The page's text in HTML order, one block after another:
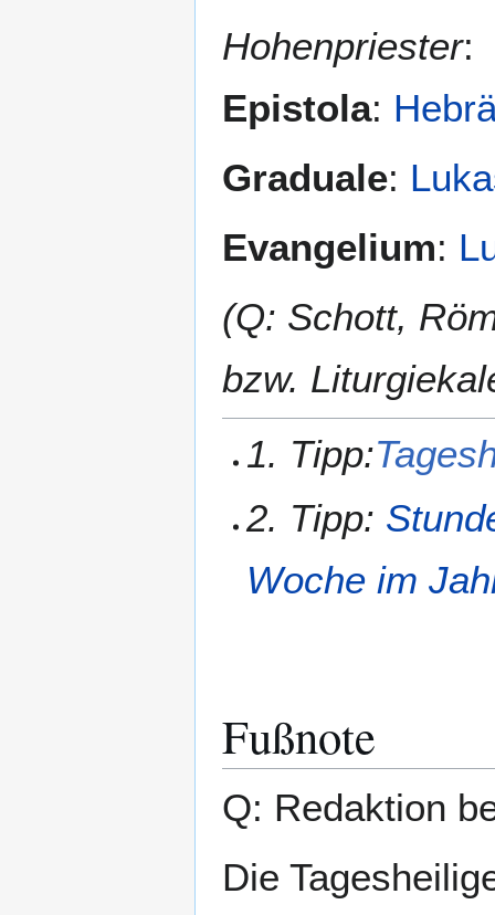
Hohenpriester:
Epistola:
Graduale:
Evangelium:
(Q: Schott,
bzw.
1. Tipp:
2. Tipp:
Woche im
Fußnote
Q: Redaktion
Die